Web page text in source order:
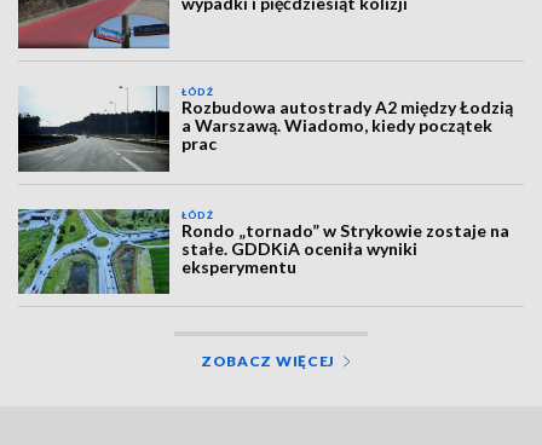
ŁÓDŹ
Rozbudowa autostrady A2 między Łodzią
a Warszawą. Wiadomo, kiedy początek
prac
ŁÓDŹ
Rondo „tornado” w Strykowie zostaje na
stałe. GDDKiA oceniła wyniki
eksperymentu
ZOBACZ WIĘCEJ